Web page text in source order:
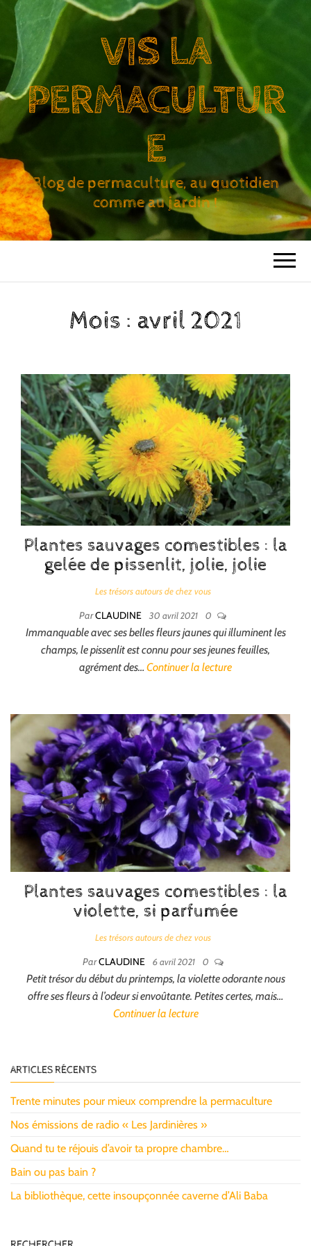
VIS LA
PERMACULTUR
E
Blog de permaculture, au quotidien
comme au jardin !
Mois : avril 2021
Plantes sauvages comestibles : la
gelée de pissenlit, jolie, jolie
Les trésors autours de chez vous
ParCLAUDINE 30 avril 2021 0
Immanquable avec ses belles fleurs jaunes qui illuminent les
champs, le pissenlit est connu pour ses jeunes feuilles,
agrément des… Continuer la lecture
Plantes sauvages comestibles : la
violette, si parfumée
Les trésors autours de chez vous
ParCLAUDINE 6 avril 2021 0
Petit trésor du début du printemps, la violette odorante nous
offre ses fleurs à l’odeur si envoûtante. Petites certes, mais…
Continuer la lecture
ARTICLES RÉCENTS
Trente minutes pour mieux comprendre la permaculture
Nos émissions de radio « Les Jardinières »
Quand tu te réjouis d’avoir ta propre chambre…
Bain ou pas bain ?
La bibliothèque, cette insoupçonnée caverne d’Ali Baba